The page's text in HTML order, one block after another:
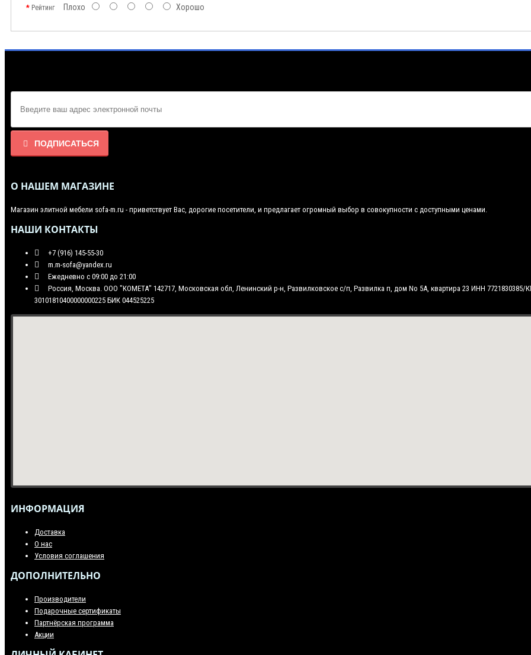
РейтингПлохо Хорошо
ПОДПИСАТЬСЯ
О НАШЕМ МАГАЗИНЕ
Магазин элитной мебели sofa-m.ru - приветствует Вас, дорогие посетители, и предлагает огромный выбор в совокупности с доступными ценами.
НАШИ КОНТАКТЫ
+7 (916) 145-55-30
m.m-sofa@yandex.ru
Eжедневно с 09:00 до 21:00
Россия, Москва. ООО "КОМЕТА" 142717, Московская обл, Ленинский р-н, Развилковское с/п, Развилка п, дом No 5А, квартира 23 ИНН 7721830385/
30101810400000000225 БИК 044525225
ИНФОРМАЦИЯ
Доставка
О нас
Условия соглашения
ДОПОЛНИТЕЛЬНО
Производители
Подарочные сертификаты
Партнёрская программа
Акции